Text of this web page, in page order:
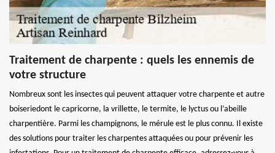
Traitement de charpente : quels les ennemis de
votre structure
Nombreux sont les insectes qui peuvent attaquer votre charpente et autre
boiseriedont le capricorne, la vrillette, le termite, le lyctus ou l’abeille
charpentière. Parmi les champignons, le mérule est le plus connu. Il existe
des solutions pour traiter les charpentes attaquées ou pour prévenir les